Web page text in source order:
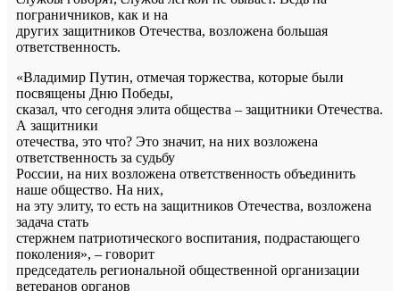
пограничников, как и на
других защитников Отечества, возложена большая
ответственность.
«Владимир Путин, отмечая торжества, которые были
посвящены Дню Победы,
сказал, что сегодня элита общества – защитники Отечества.
А защитники
отечества, это что? Это значит, на них возложена
ответственность за судьбу
России, на них возложена ответственность объединить
наше общество. На них,
на эту элиту, то есть на защитников Отечества, возложена
задача стать
стержнем патриотического воспитания, подрастающего
поколения», – говорит
председатель региональной общественной организации
ветеранов органов